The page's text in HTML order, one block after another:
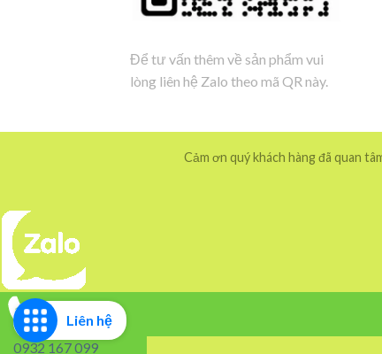
Để tư vấn thêm về sản phẩm vui
lòng liên hệ Zalo theo mã QR này.
Cảm ơn quý khách hàng đã quan
Liên hệ
0932 167 099